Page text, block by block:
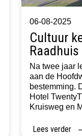
06-08-2025
Cultuur
Raadhuis
Na twee jaar
aan de
bestemming.
Hotel
Kruisweg en
met de
Lees verder